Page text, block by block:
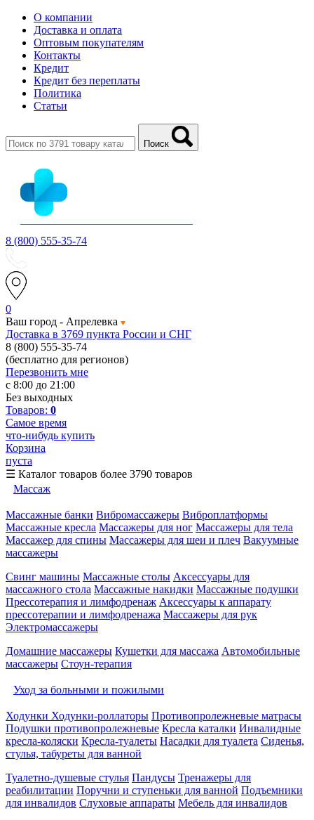
О компании
Доставка и оплата
Оптовым покупателям
Контакты
Кредит
Кредит без переплаты
Политика
Статьи
Поиск
8 (800) 555-35-74
0
Ваш город - Апрелевка
Доставка в 3769 пункта России и СНГ
8 (800) 555-35-74
(бесплатно для регионов)
Перезвонить мне
с 8:00 до 21:00
Без выходных
Товаров: 0
Самое время
что-нибудь купить
Корзина
пуста
☰ Каталог товаров более 3790 товаров
Массаж
Массажные банки Вибромассажеры Виброплатформы
Массажные кресла Массажеры для ног Массажеры для тела
Массажер для спины Массажеры для шеи и плеч Вакуумные
массажеры
Свинг машины Массажные столы Аксессуары для
массажного стола Массажные накидки Массажные подушки
Прессотерапия и лимфодренаж Аксессуары к аппарату
прессотерапии и лимфодренажа Массажеры для рук
Электромассажеры
Домашние массажеры Кушетки для массажа Автомобильные
массажеры Стоун-терапия
Уход за больными и пожилыми
Ходунки Ходунки-роллаторы Противопролежневые матрасы
Подушки противопролежневые Кресла каталки Инвалидные
кресла-коляски Кресла-туалеты Насадки для туалета Сиденья,
стулья, табуреты для ванной
Туалетно-душевые стулья Пандусы Тренажеры для
реабилитации Поручни и ступеньки для ванной Подъемники
для инвалидов Слуховые аппараты Мебель для инвалидов